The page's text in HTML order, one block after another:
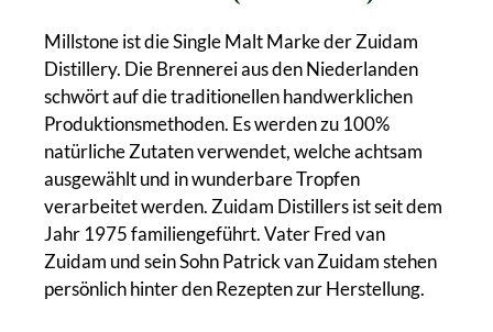
Millstone ist die Single Malt Marke der Zuidam
Distillery. Die Brennerei aus den Niederlanden
schwört auf die traditionellen handwerklichen
Produktionsmethoden. Es werden zu 100%
natürliche Zutaten verwendet, welche achtsam
ausgewählt und in wunderbare Tropfen
verarbeitet werden. Zuidam Distillers ist seit dem
Jahr 1975 familiengeführt. Vater Fred van
Zuidam und sein Sohn Patrick van Zuidam stehen
persönlich hinter den Rezepten zur Herstellung.